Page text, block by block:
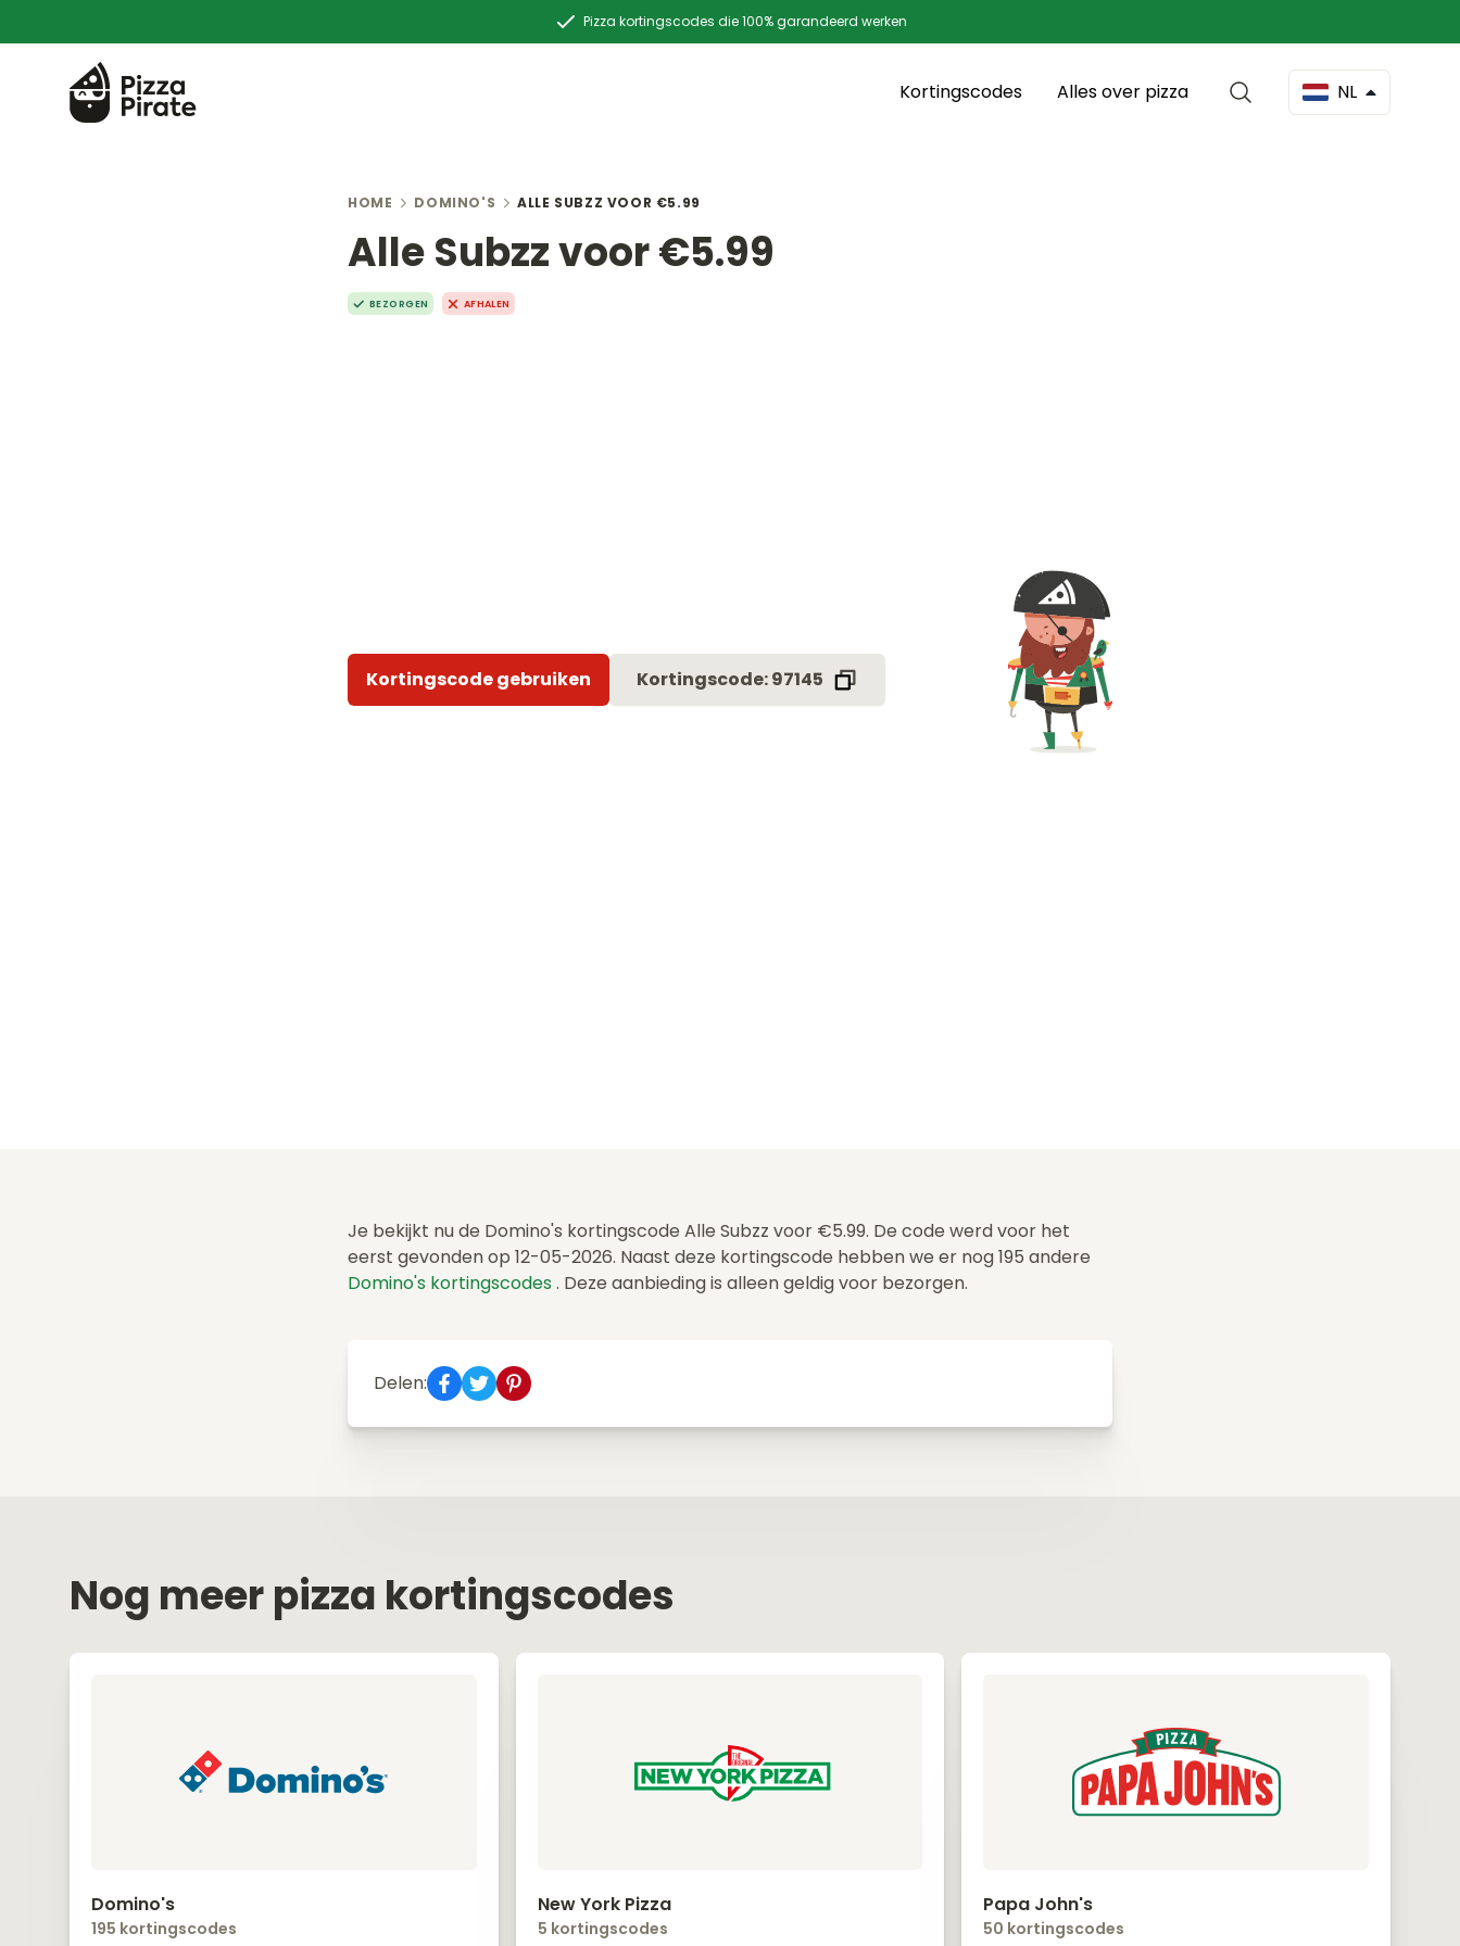
Pizza kortingscodes die 100% garandeerd werken
Kortingscodes Alles over pizza NL
HOME DOMINO'S ALLE SUBZZ VOOR €5.99
Alle Subzz voor €5.99
BEZORGEN AFHALEN
Kortingscode gebruiken Kortingscode: 97145
Je bekijkt nu de Domino's kortingscode Alle Subzz voor €5.99. De code werd voor het
eerst gevonden op 12-05-2026. Naast deze kortingscode hebben we er nog 195 andere
Domino's kortingscodes . Deze aanbieding is alleen geldig voor bezorgen.
Delen:
Nog meer pizza kortingscodes
Domino's
195 kortingscodes
New York Pizza
5 kortingscodes
Papa John's
50 kortingscodes